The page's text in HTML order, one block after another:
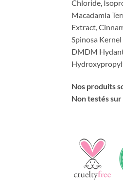
Chloride,
Macadamia
Extract,
Spinosa
DMDM
Nos produits
Non testés sur